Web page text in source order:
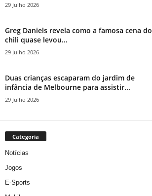
29 Julho 2026
Greg Daniels revela como a famosa cena do
chili quase levou...
29 Julho 2026
Duas crianças escaparam do jardim de
infância de Melbourne para assistir...
29 Julho 2026
Categoria
Notícias
Jogos
E-Sports